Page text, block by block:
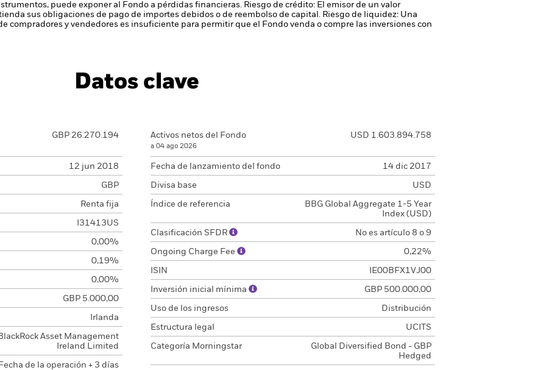
puede exponer al Fondo a pérdidas financieras. Riesgo de crédito: El emisor de un valor
sus obligaciones de pago de importes debidos o de reembolso de capital. Riesgo de liquidez: Una
compradores y vendedores es insuficiente para permitir que el Fondo venda o compre las inversiones con
Datos clave
GBP 26.270.194
12 jun 2018
GBP
Renta fija
I31413US
0,00%
0,19%
0,00%
GBP 5.000,00
Irlanda
Asset Management
Ireland Limited
Fecha de la operación + 3 días
Activos netos del Fondo
a 04 ago 2026
USD 1.603.894.758
Fecha de lanzamiento del fondo 14 dic 2017
Divisa base USD
Índice de referencia
BBG Global Aggregate 1-5 Year
Index (USD)
Clasificación SFDR No es artículo 8 o 9
Ongoing Charge Fee 0,22%
ISIN IE00BFX1VJ00
Inversión inicial mínima GBP 500.000,00
Uso de los ingresos Distribución
Estructura legal UCITS
Categoría Morningstar
Global Diversified Bond - GBP
Hedged